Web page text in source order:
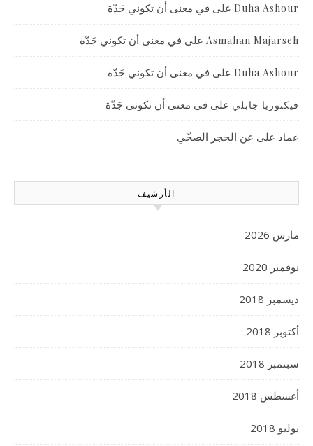
Duha Ashour على في معنى أن تكوني جَدّة
Asmahan Majarseh على في معنى أن تكوني جَدّة
Duha Ashour على في معنى أن تكوني جَدّة
فيكتوريا جابلي على في معنى أن تكوني جَدّة
عماد على عن الحجر الصحّي
الأرشيف
مارس 2026
نوفمبر 2020
ديسمبر 2018
أكتوبر 2018
سبتمبر 2018
أغسطس 2018
يوليو 2018